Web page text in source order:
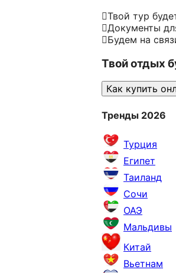
Твой тур
Документы
Будем на
Твой отдых
Как купить
Тренды 2026
Турция
Египет
Таиланд
Сочи
ОАЭ
Мальдивы
Китай
Вьетнам